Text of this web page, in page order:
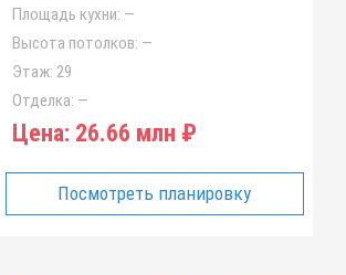
Площадь кухни: —
Высота потолков: —
Этаж: 29
Отделка: —
Цена: 26.66 млн ₽
Посмотреть планировку